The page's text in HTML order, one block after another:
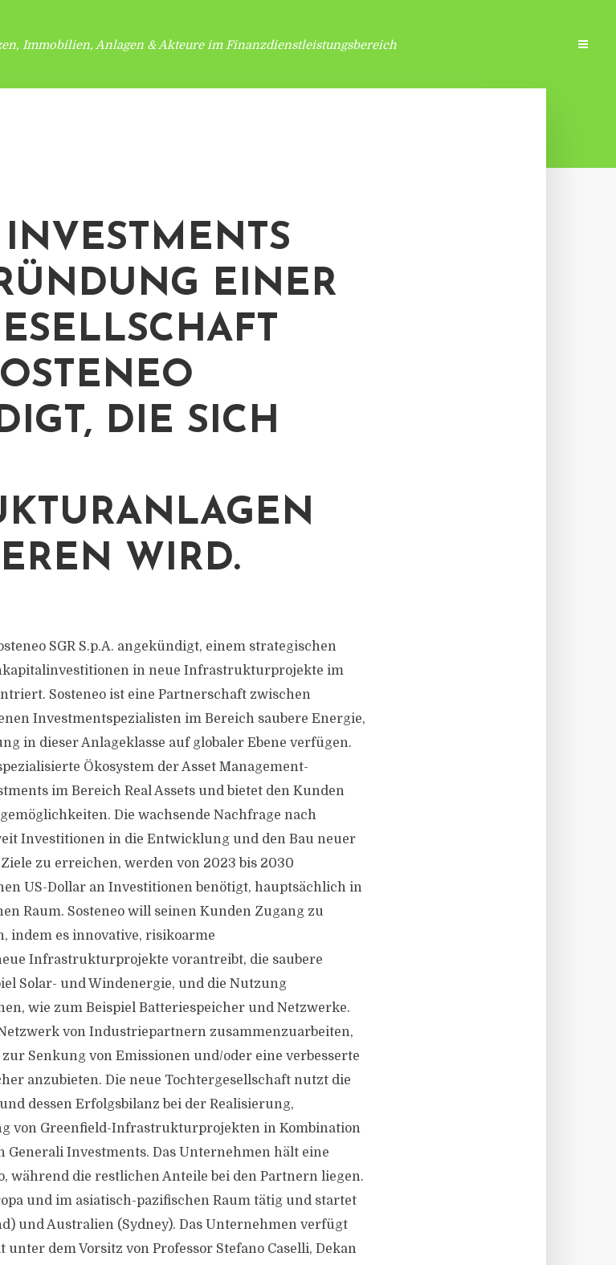
Immobilien, Anlagen & Akteure im Finanzdienstleistungsbereich
EINER
DIE SICH
WIRD.
SGR S.p.A. angekündigt, einem strategischen
in neue Infrastrukturprojekte im
Sosteneo ist eine Partnerschaft zwischen
Investmentspezialisten im Bereich saubere Energie,
in dieser Anlageklasse auf globaler Ebene verfügen.
Ökosystem der Asset Management-
im Bereich Real Assets und bietet den Kunden
Die wachsende Nachfrage nach
Investitionen in die Entwicklung und den Bau neuer
zu erreichen, werden von 2023 bis 2030
US-Dollar an Investitionen benötigt, hauptsächlich in
Raum. Sosteneo will seinen Kunden Zugang zu
indem es innovative, risikoarme
Infrastrukturprojekte vorantreibt, die saubere
Solar- und Windenergie, und die Nutzung
wie zum Beispiel Batteriespeicher und Netzwerke.
von Industriepartnern zusammenzuarbeiten,
Senkung von Emissionen und/oder eine verbesserte
anzubieten. Die neue Tochtergesellschaft nutzt die
dessen Erfolgsbilanz bei der Realisierung,
von Greenfield-Infrastrukturprojekten in Kombination
Generali Investments. Das Unternehmen hält eine
während die restlichen Anteile bei den Partnern liegen.
und im asiatisch-pazifischen Raum tätig und startet
und Australien (Sydney). Das Unternehmen verfügt
dem Vorsitz von Professor Stefano Caselli, Dekan